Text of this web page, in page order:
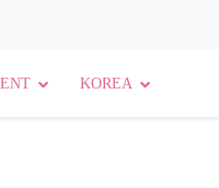
KOREA